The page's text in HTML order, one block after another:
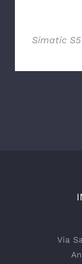
Simatic
Via